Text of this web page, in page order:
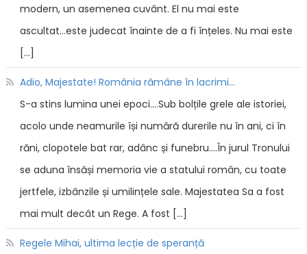
modern, un asemenea cuvânt. El nu mai este
ascultat...este judecat înainte de a fi înțeles. Nu mai este
[…]
Adio, Majestate! România rămâne în lacrimi...
S-a stins lumina unei epoci....Sub bolțile grele ale istoriei,
acolo unde neamurile își numără durerile nu în ani, ci în
răni, clopotele bat rar, adânc și funebru....În jurul Tronului
se aduna însăși memoria vie a statului român, cu toate
jertfele, izbânzile și umilințele sale. Majestatea Sa a fost
mai mult decât un Rege. A fost […]
Regele Mihai, ultima lecție de speranță